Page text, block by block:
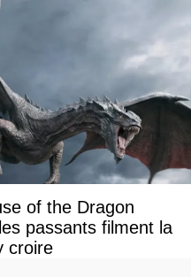
of the Dragon
passants filment la
croire